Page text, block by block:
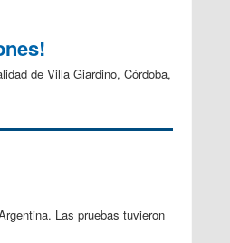
de Villa Giardino, Córdoba,
Las pruebas tuvieron